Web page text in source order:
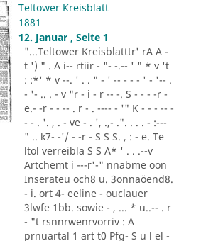
Teltower Kreisblatt
1881
12. Januar , Seite 1
"...Teltower Kreisblatttr' rA A -
t ') " . A i-- rtiir - "- -.-- ' " * v 't
: :*' * v --. ' . . " - ' -- - - - ' - '-- .
- '- .. . - v "r - i - r -- -. S - - - -r -
e.- -r - - -- . r - . ---- - '" K - - - -- -
- - . '. , . - ve - . ', .,- .". . . . - :---
" .. k7- -'/ - -r - S S S. , : - e. Te
ltol verreibla S S A* ' . . .--v
Artchemt i ---r'-" nnabme oon
Inserateu och8 u. 3onnaöend8.
- i. ort 4- eeline - ouclauer
3lwfe 1bb. sowie - , ... * u..-- . r
- "t rsnnrwenrvorriv : A
prnuartal 1 art t0 Pfg- S u l el -